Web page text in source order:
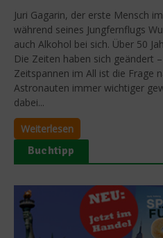
Juri Gagarin, der erste Mensch
während seines Jungfernflugs
auch Alkohol bei sich. Über 50
Die Zeiten haben sich geändert
Zeitspannen im All ist die Frage
Astronauten immer wichtiger
dabei...
Weiterlesen
Buchtipp